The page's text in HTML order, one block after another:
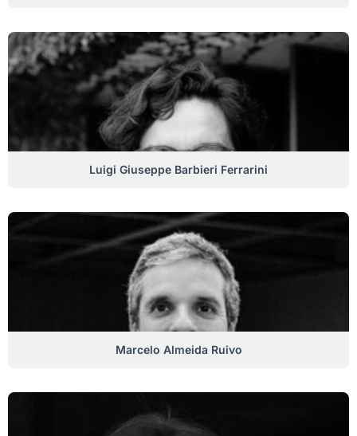
Luigi Giuseppe Barbieri Ferrarini
Marcelo Almeida Ruivo